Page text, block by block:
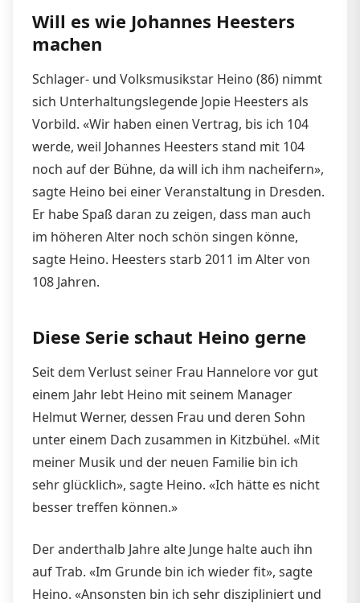
Will es wie Johannes Heesters
machen
Schlager- und Volksmusikstar Heino (86) nimmt
sich Unterhaltungslegende Jopie Heesters als
Vorbild. «Wir haben einen Vertrag, bis ich 104
werde, weil Johannes Heesters stand mit 104
noch auf der Bühne, da will ich ihm nacheifern»,
sagte Heino bei einer Veranstaltung in Dresden.
Er habe Spaß daran zu zeigen, dass man auch
im höheren Alter noch schön singen könne,
sagte Heino. Heesters starb 2011 im Alter von
108 Jahren.
Diese Serie schaut Heino gerne
Seit dem Verlust seiner Frau Hannelore vor gut
einem Jahr lebt Heino mit seinem Manager
Helmut Werner, dessen Frau und deren Sohn
unter einem Dach zusammen in Kitzbühel. «Mit
meiner Musik und der neuen Familie bin ich
sehr glücklich», sagte Heino. «Ich hätte es nicht
besser treffen können.»
Der anderthalb Jahre alte Junge halte auch ihn
auf Trab. «Im Grunde bin ich wieder fit», sagte
Heino. «Ansonsten bin ich sehr diszipliniert und